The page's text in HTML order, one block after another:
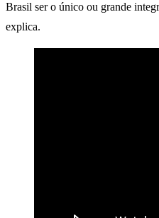
Brasil ser o único ou grande
explica.